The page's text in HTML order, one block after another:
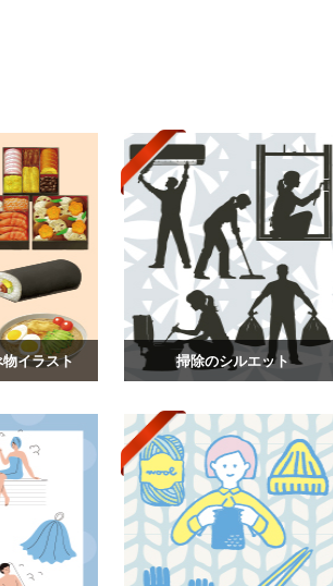
イラスト 掃除のシルエット